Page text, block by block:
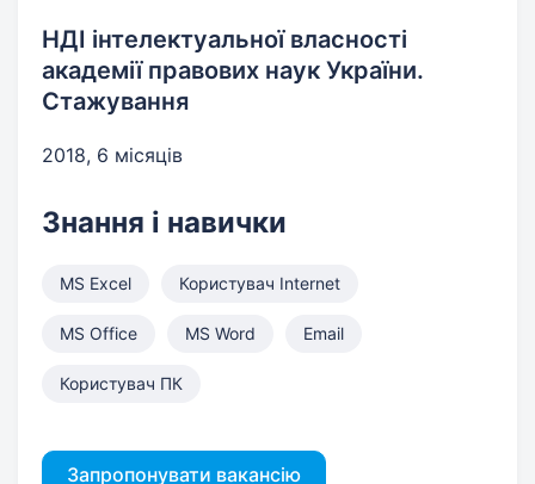
НДІ інтелектуальної власності
академії правових наук України.
Стажування
2018, 6 місяців
Знання і навички
MS Excel Користувач Internet
MS Office MS Word Email
Користувач ПК
Запропонувати вакансію